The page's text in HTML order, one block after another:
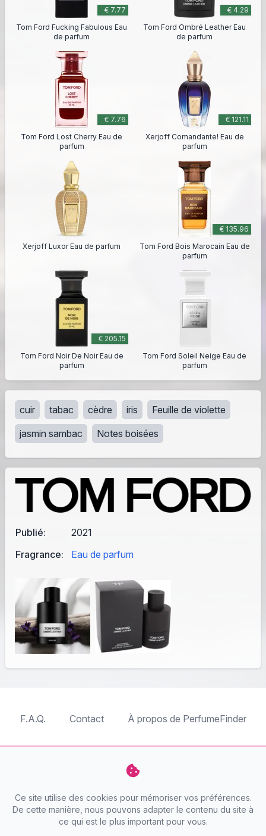
Publié:
2021
Fragrance:
Eau de parfum
€ 7.77
Tom Ford Fucking Fabulous Eau
de parfum
€ 4.29
Tom Ford Ombré Leather Eau
de parfum
€ 7.76
Tom Ford Lost Cherry Eau de
parfum
€ 121.11
Xerjoff Comandante! Eau de
parfum
Xerjoff Luxor Eau de parfum
€ 135.96
Tom Ford Bois Marocain Eau de
parfum
€ 205.15
Tom Ford Noir De Noir Eau de
parfum
Tom Ford Soleil Neige Eau de
parfum
cuir tabac cèdre iris
Feuille de violette
jasmin sambac
Notes boisées
F.A.Q. Contact À propos de PerfumeFinder
PerfumeFinder
Ce site utilise des cookies pour mémoriser vos préférences.
De cette manière, nous pouvons adapter le contenu du site à
ce qui est le plus important pour vous.